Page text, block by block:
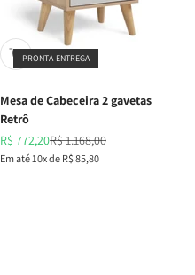
PRONTA-ENTREGA
Mesa de Cabeceira 2 gavetas
Retrô
Preço promocional
R$ 772,20Preço normal
R$ 1.168,00
Em até 10x de R$ 85,80